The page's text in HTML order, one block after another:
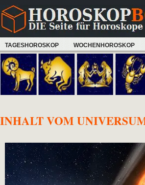
TAGESHOROSKOP WOCHENHOROSKOP
INHALT VOM